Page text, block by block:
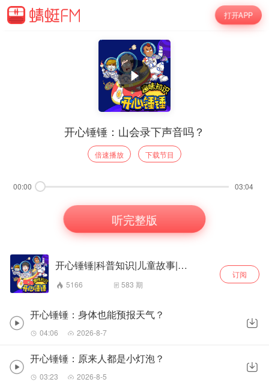
打开APP
开心锤锤：山会录下声音吗？
倍速播放 下载节目
00:00 03:04
听完整版
开心锤锤|科普知识|儿童故事|有趣百科
5166 583 期
订阅
开心锤锤：身体也能预报天气？
04:06 2026-8-7
开心锤锤：原来人都是小灯泡？
03:23 2026-8-5